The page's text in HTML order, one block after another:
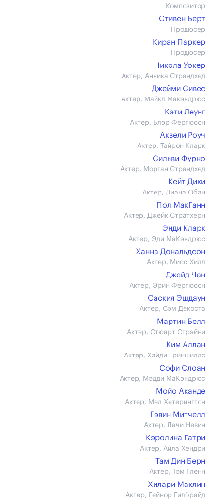
Композитор
Стивен Берт
Продюсер
Киран Паркер
Продюсер
Никола Уокер
Актер, Анника Страндхед
Джейми Сивес
Актер, Майкл Макэндрюс
Кэти Леунг
Актер, Блэр Фергюсон
Аквели Роуч
Актер, Тайрон Кларк
Сильви Фурно
Актер, Морган Страндхед
Кейт Дики
Актер, Диана Обан
Пол МакГанн
Актер, Джейк Стратхерн
Энди Кларк
Актер, Эди МаКэндрюс
Ханна Дональдсон
Актер, Мисс Хилл
Джейд Чан
Актер, Эрин Фергюсон
Саския Эшдаун
Актер, Сэм Декоста
Мартин Белл
Актер, Стюарт Стрэйни
Ким Аллан
Актер, Хайди Гриншилдс
Софи Слоан
Актер, Мэдди МаКэндрюс
Мойо Аканде
Актер, Мел Хетерингтон
Гэвин Митчелл
Актер, Лачи Невин
Кэролина Гатри
Актер, Айла Хендри
Там Дин Берн
Актер, Тэм Гленн
Хилари Маклин
Актер, Гейнор Гилбрайд